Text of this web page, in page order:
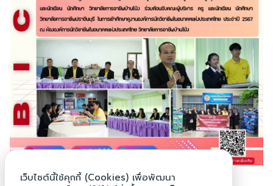
Search
for:
Search
เว็บไซต์นี้ใช้คุกกี้ (Cookies) เพื่อพัฒนา